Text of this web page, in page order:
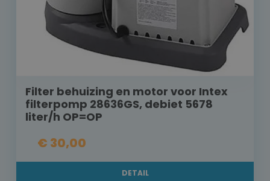
Filter behuizing en motor voor Intex
filterpomp 28636GS, debiet 5678
liter/h OP=OP
€ 30,00
DETAIL